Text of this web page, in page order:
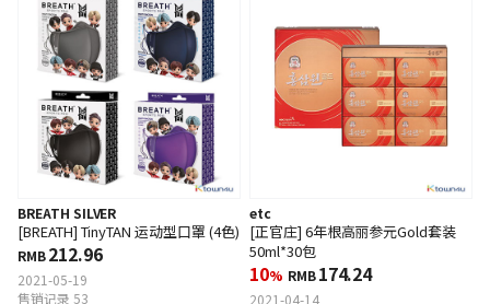
BREATH SILVER
[BREATH] TinyTAN 运动型口罩 (4色)
RMB212.96
2021-05-19
售销记录 53
etc
[正官庄] 6年根高丽参元Gold套装
50ml*30包
10% RMB174.24
2021-04-14